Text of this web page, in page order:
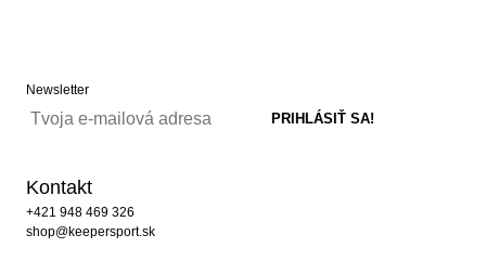
Newsletter
Kontakt
+421 948 469 326
shop@keepersport.sk